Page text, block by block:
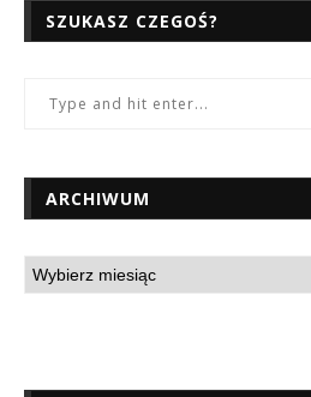
SZUKASZ CZEGOŚ?
ARCHIWUM